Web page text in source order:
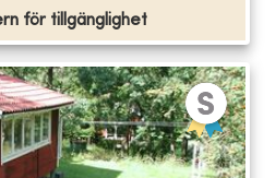
för tillgänglighet